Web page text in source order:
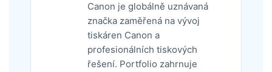
Canon je globálně uznávaná
značka zaměřená na vývoj
tiskáren Canon a
profesionálních tiskových
řešení. Portfolio zahrnuje